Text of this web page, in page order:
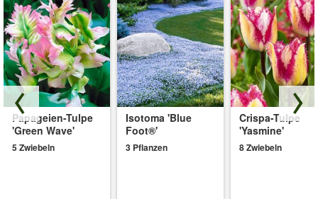
Papageien-Tulpe
'Green Wave'
5 Zwiebeln
Isotoma 'Blue
Foot®'
3 Pflanzen
Crispa-Tulpe
'Yasmine'
8 Zwiebeln